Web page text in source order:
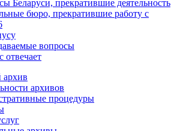
Беларуси, прекратившие деятельность
бюро, прекратившие работу с
вопросы
отвечает
архив
архивов
процедуры